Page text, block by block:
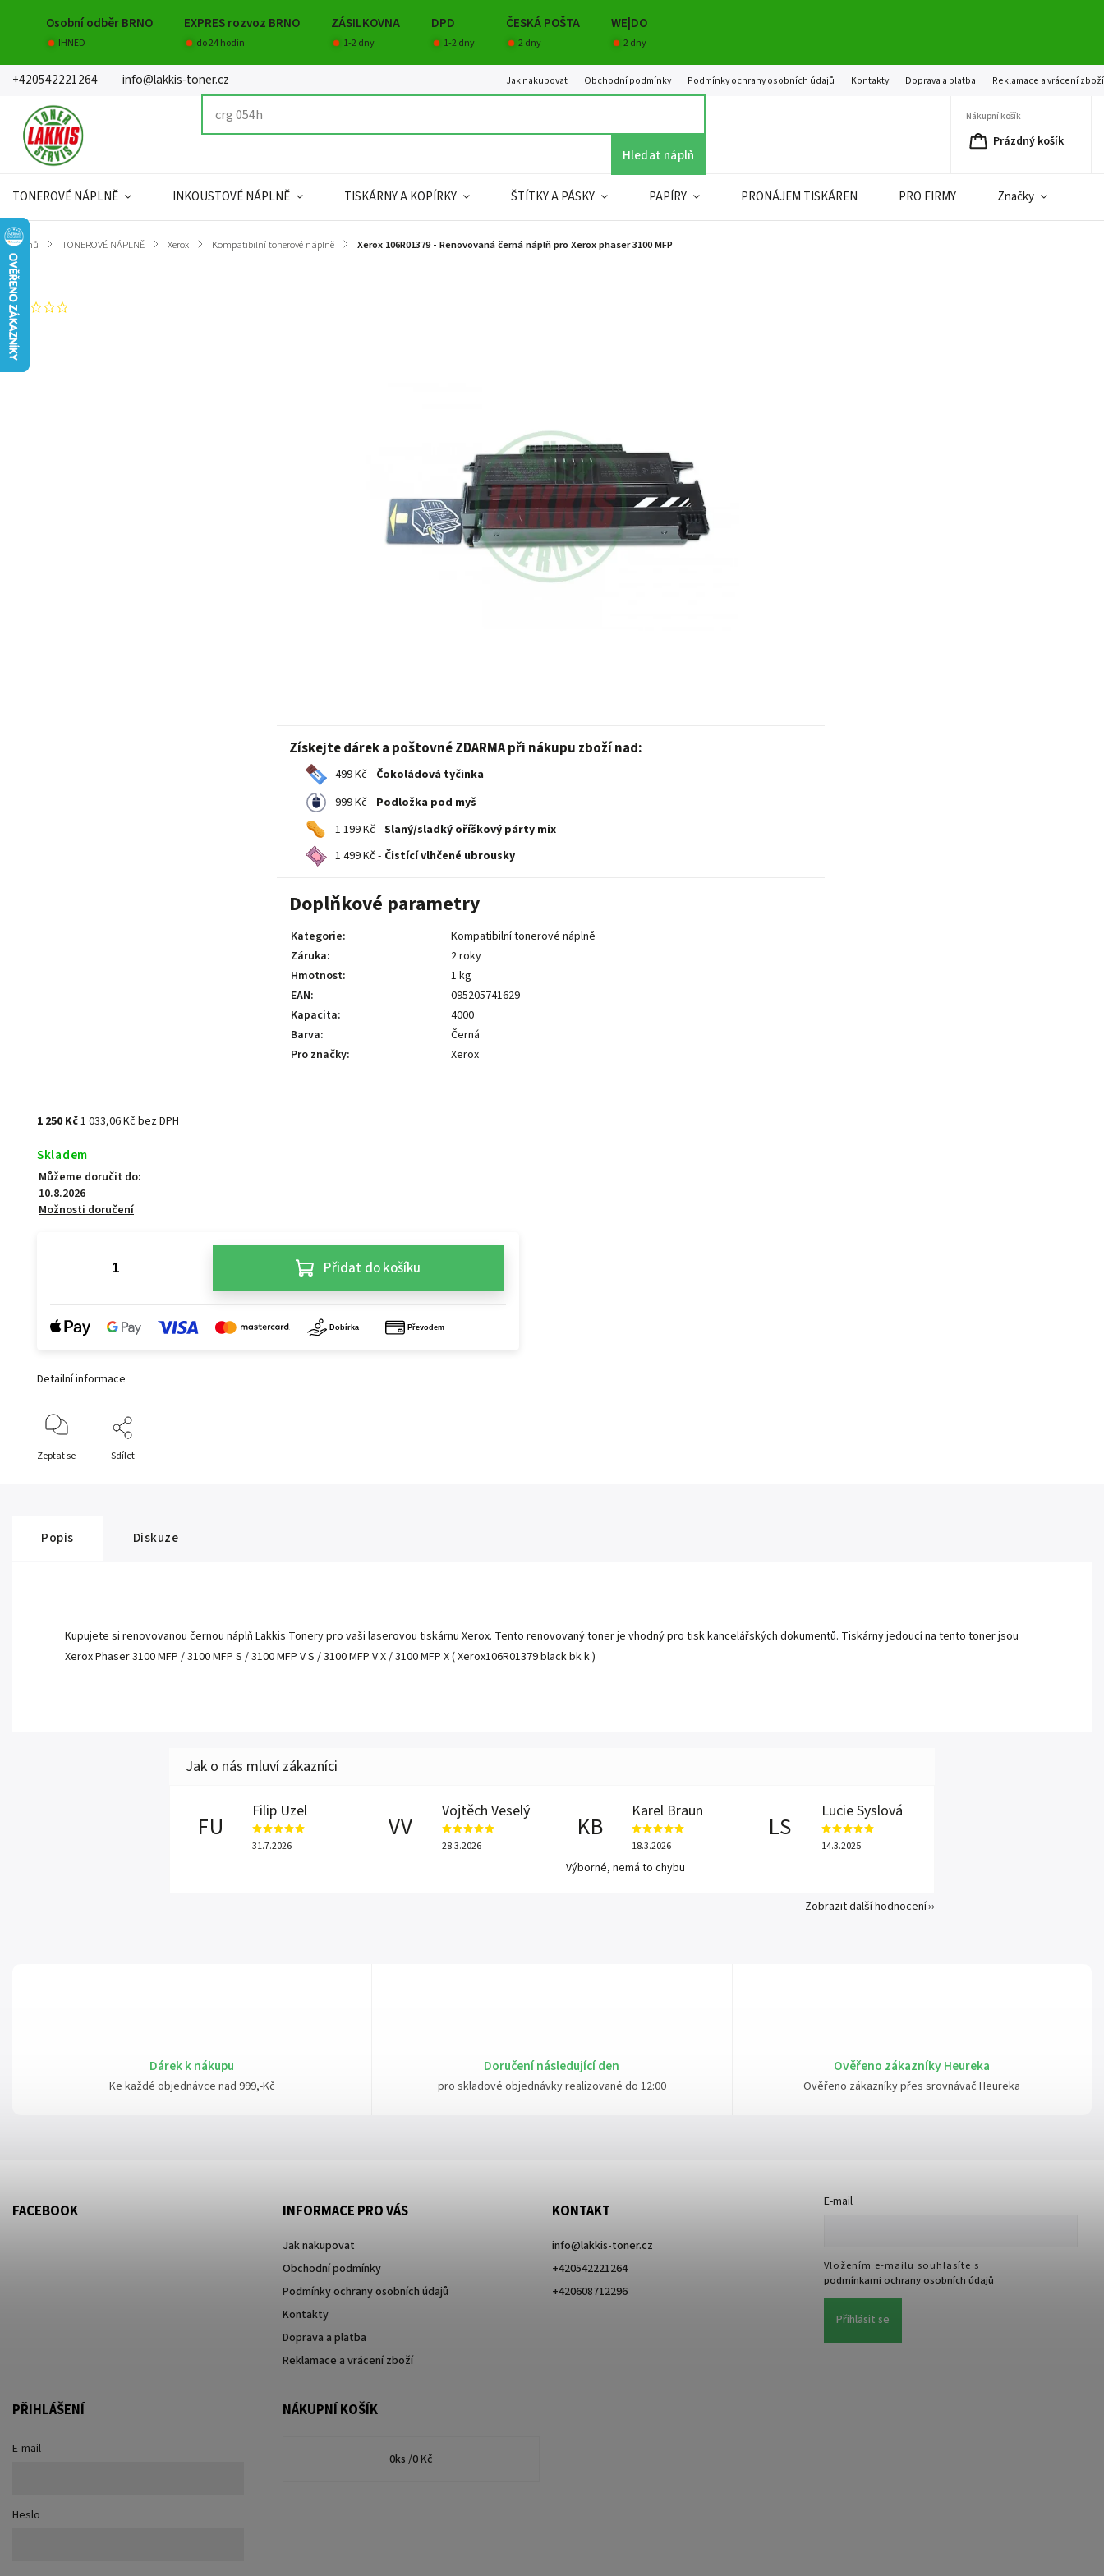
Osobní odběr BRNO EXPRES rozvoz BRNO ZÁSILKOVNA DPD ČESKÁ POŠTA WE|DO
IHNED do 24 hodin 1-2 dny 1-2 dny 2 dny 2 dny
+420542221264 info@lakkis-toner.cz Jak nakupovat Obchodní podmínky Podmínky ochrany osobních údajů Kontakty Doprava a platba Reklamace a vrácení zboží
Hledat náplň
Nákupní košík
Prázdný košík
TONEROVÉ NÁPLNĚ INKOUSTOVÉ NÁPLNĚ TISKÁRNY A KOPÍRKY ŠTÍTKY A PÁSKY PAPÍRY PRONÁJEM TISKÁREN PRO FIRMY Značky
Domů / TONEROVÉ NÁPLNĚ / Xerox / Kompatibilní tonerové náplně / Xerox 106R01379 - Renovovaná černá náplň pro Xerox phaser 3100 MFP
Záruka
2 roky
Získejte dárek a poštovné ZDARMA při nákupu zboží nad:
499 Kč - Čokoládová tyčinka
999 Kč - Podložka pod myš
1 199 Kč - Slaný/sladký oříškový párty mix
1 499 Kč - Čistící vlhčené ubrousky
Doplňkové parametry
Kategorie:
Kompatibilní tonerové náplně
Záruka:
2 roky
Hmotnost:
1 kg
EAN:
095205741629
Kapacita:
4000
Barva:
Černá
Pro značky: Xerox
1 250 Kč1 033,06 Kč bez DPH
Skladem
Můžeme doručit do:
10.8.2026
Možnosti doručení
Přidat do košíku
Detailní informace
Zeptat se Sdílet
Dárek k nákupu
Ke každé objednávce nad 999,-Kč
Doručení následující den
pro skladové objednávky realizované do 12:00
Ověřeno zákazníky Heureka
Ověřeno zákazníky přes srovnávač Heureka
Popis Diskuze
Kupujete si renovovanou černou náplň Lakkis Tonery pro vaši laserovou tiskárnu Xerox. Tento renovovaný toner je vhodný pro tisk kancelářských dokumentů. Tiskárny jedoucí na tento toner jsou
Xerox Phaser 3100 MFP / 3100 MFP S / 3100 MFP V S / 3100 MFP V X / 3100 MFP X ( Xerox106R01379 black bk k )
FU
Filip Uzel
31.7.2026
VV
Vojtěch Veselý
28.3.2026
KB
Karel Braun
18.3.2026
Výborné, nemá to chybu
LS
Lucie Syslová
14.3.2025
Zobrazit další hodnocení
FACEBOOK INFORMACE PRO VÁS
Jak nakupovat
Obchodní podmínky
Podmínky ochrany osobních údajů
Kontakty
Doprava a platba
Reklamace a vrácení zboží
KONTAKT
info@lakkis-toner.cz
+420542221264
+420608712296
E-mail
Vložením e-mailu souhlasíte s
podmínkami ochrany osobních údajů
Přihlásit se
PŘIHLÁŠENÍ
E-mail
Heslo
NÁKUPNÍ KOŠÍK
0ks /0 Kč